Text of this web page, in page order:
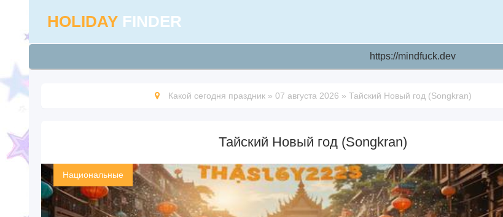
HOLIDAY FINDER
https://mindfuck.dev
Какой сегодня праздник » 07 августа 2026 » Тайский Новый год (Songkran)
Тайский Новый год (Songkran)
Национальные